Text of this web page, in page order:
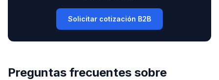
Solicitar cotización B2B
Preguntas frecuentes sobre